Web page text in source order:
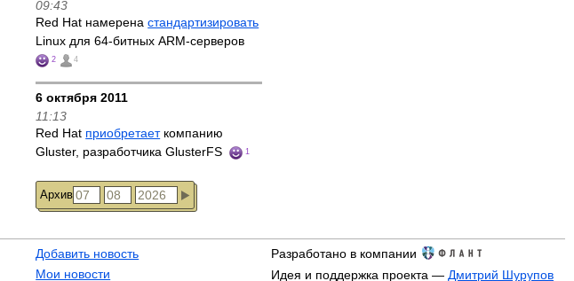
09:43
Red Hat намеренастандартизировать
Linux для 64-битных ARM-серверов
2 4
6 октября 2011
11:13
Red Hat приобретаеткомпанию
Gluster, разработчика GlusterFS
1
Архив
Добавить новость
Мои новости
Разработано в компании
Идея и поддержка проекта — Дмитрий Шурупов